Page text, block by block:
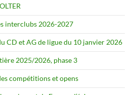
interclubs 2026-2027
CD et AG de ligue du 10 janvier 2026
2025/2026, phase 3
compétitions et opens